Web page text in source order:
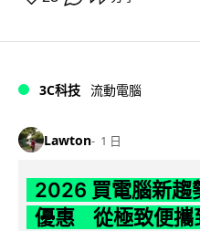
3C科技 流動電腦
Lawton 1 日
2026 買電腦新趨
優惠 從極致便攜